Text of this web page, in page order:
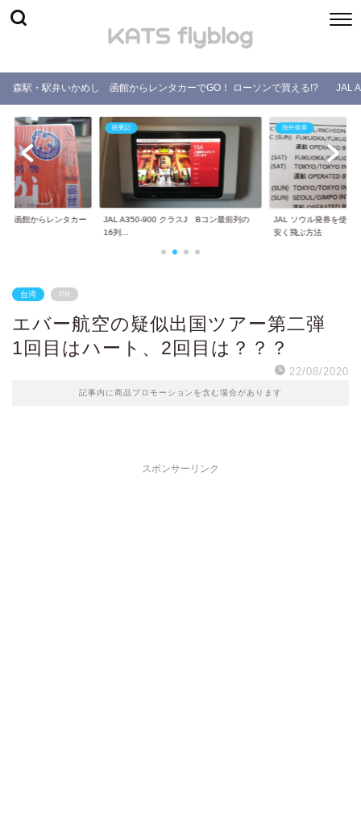
森駅・駅弁いかめし 函館からレンタカーでGO！ ローソンで買える!? JAL
函館からレンタカー
搭乗記
JAL A350-900 クラスJ Bコン最前列の
16列...
海外発券
JAL ソウル発券を使っ
安く飛ぶ方法
台湾 PR
エバー航空の疑似出国ツアー第二弾
1回目はハート、2回目は？？？
22/08/2020
記事内に商品プロモーションを含む場合があります
スポンサーリンク